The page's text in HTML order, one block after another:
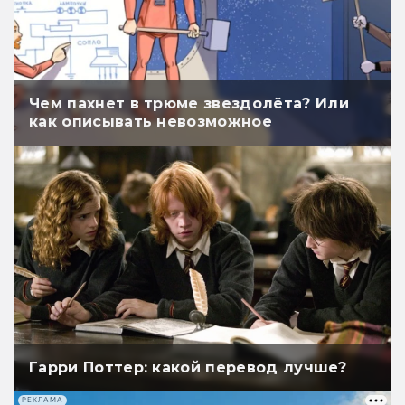
Чем пахнет в трюме звездолёта? Или
как описывать невозможное
Гарри Поттер: какой перевод лучше?
РЕКЛАМА